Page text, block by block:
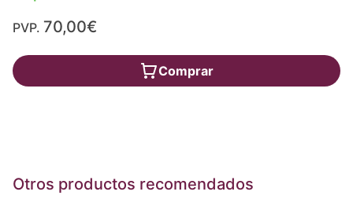
PVP. 70,00€
Comprar
Otros productos recomendados